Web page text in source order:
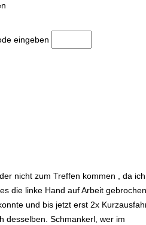
eingeben
nicht zum Treffen kommen , da ich
die linke Hand auf Arbeit gebrochen
und bis jetzt erst 2x
desselben. Schmankerl, wer im